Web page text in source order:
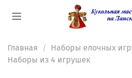
Главная
Наборы елочных
Наборы из 4 игрушек